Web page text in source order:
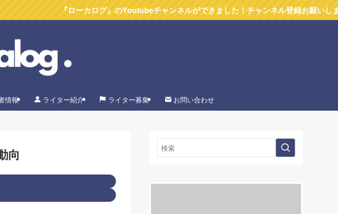
『ローカログ』のYoutubeチャンネルができました！チャンネル登録お願いします
情報 ライター紹介 ライター募集 お問い合わせ
向